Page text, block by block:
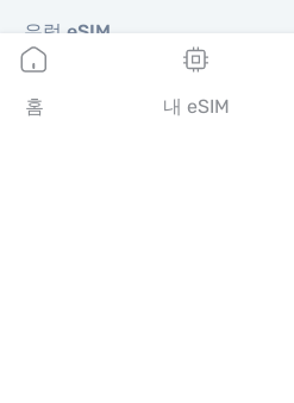
유럽 eSIM
아시아 eSIM
중동 eSIM
홈 내 eSIM